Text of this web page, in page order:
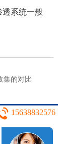
透系统一般
集的对比
15638832576